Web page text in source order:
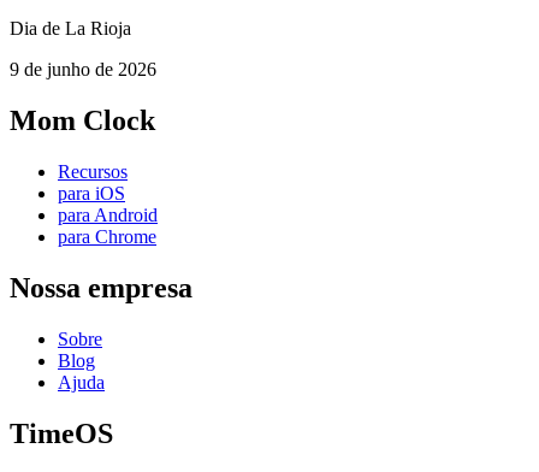
Dia de La Rioja
9 de junho de 2026
Mom Clock
Recursos
para iOS
para Android
para Chrome
Nossa empresa
Sobre
Blog
Ajuda
TimeOS